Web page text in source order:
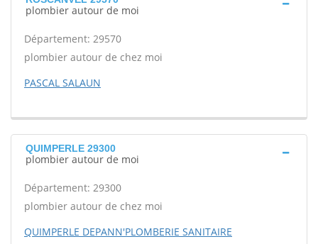
plombier autour de moi
Département: 29570
plombier autour de chez moi
PASCAL SALAUN
QUIMPERLE 29300
plombier autour de moi
Département: 29300
plombier autour de chez moi
QUIMPERLE DEPANN'PLOMBERIE SANITAIRE